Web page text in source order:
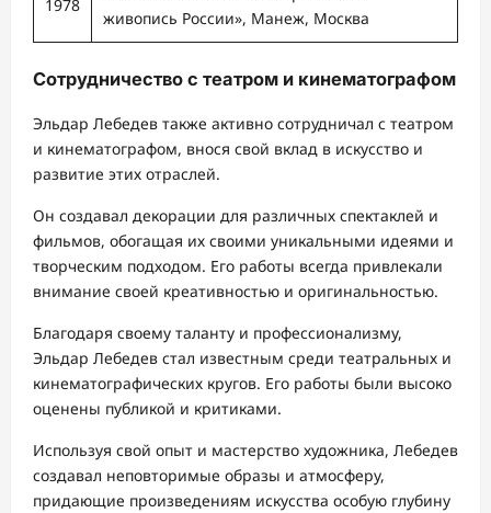
1978
живопись России», Манеж, Москва
Сотрудничество с театром и кинематографом
Эльдар Лебедев также активно сотрудничал с театром
и кинематографом, внося свой вклад в искусство и
развитие этих отраслей.
Он создавал декорации для различных спектаклей и
фильмов, обогащая их своими уникальными идеями и
творческим подходом. Его работы всегда привлекали
внимание своей креативностью и оригинальностью.
Благодаря своему таланту и профессионализму,
Эльдар Лебедев стал известным среди театральных и
кинематографических кругов. Его работы были высоко
оценены публикой и критиками.
Используя свой опыт и мастерство художника, Лебедев
создавал неповторимые образы и атмосферу,
придающие произведениям искусства особую глубину